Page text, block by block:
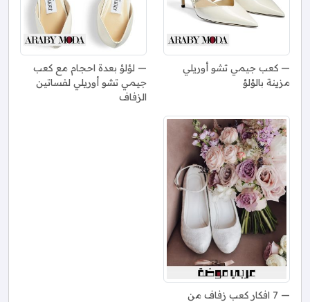
كعب جيمي تشو أوريلي
مزينة بالؤلؤ
لؤلؤ بعدة احجام مع كعب
جيمي تشو أوريلي لفساتين
الزفاف
7 افكار كعب زفاف من